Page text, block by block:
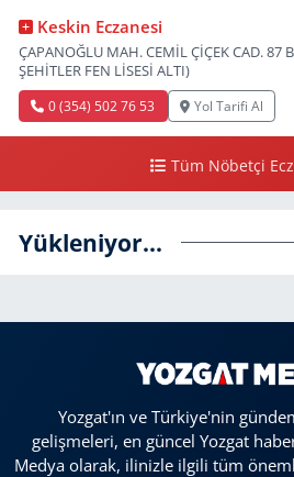
Keskin Eczanesi
ÇAPANOĞLU MAH. CEMİL ÇİÇEK CAD. 87
ŞEHİTLER FEN LİSESİ ALTI)
0 (354) 502 76 53 Yol Tarifi Al
Tüm Nöbetçi
Yükleniyor...
Yozgat'ın ve Türkiye'nin
gelişmeleri, en güncel Yozgat
Medya olarak, ilinizle ilgili tüm önemli